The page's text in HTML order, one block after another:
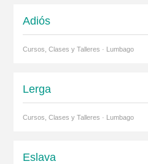
Adiós
Cursos, Clases y Talleres · Lumbago
Lerga
Cursos, Clases y Talleres · Lumbago
Eslava